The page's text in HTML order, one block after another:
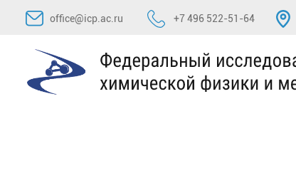
Перейти
содержимому
office@icp.ac.ru +7 496 522-51-64